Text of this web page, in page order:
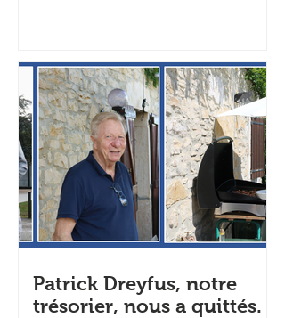
Patrick Dreyfus, notre
trésorier, nous a quittés.